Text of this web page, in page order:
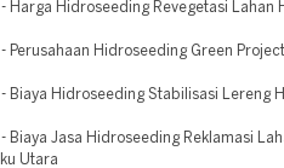
Harga Hidroseeding Revegetasi Lahan
Perusahaan Hidroseeding Green
Biaya Hidroseeding Stabilisasi Lereng
Biaya Jasa Hidroseeding Reklamasi
Utara